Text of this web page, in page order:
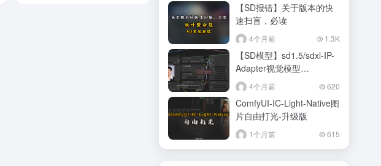
【SD报错】关于版本的快
速扫盲，必读
4个月前 1.3K
【SD模型】sd1.5/sdxl-IP-
Adapter视觉模型
clip_vision_model
4个月前 620
ComfyUI-IC-Light-Native图
片自由打光-升级版
1个月前 615